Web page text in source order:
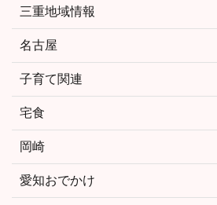
三重地域情報
名古屋
子育て関連
宅食
岡崎
愛知おでかけ